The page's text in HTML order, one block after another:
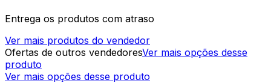
Entrega os produtos com atraso
Ver mais produtos do vendedor
Ofertas de outros vendedoresVer mais opções desse
produto
Ver mais opções desse produto